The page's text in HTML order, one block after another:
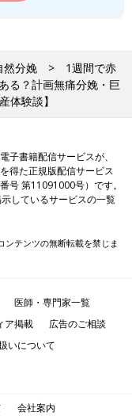
れられる。皮膚感覚
たが「だめだでか
われいきむ。肩が出
痛くないとか言うけ
？激痛ではないが普
すぎて歓声が上がる
くなかったけど、だ
(生理と同じ)が気持
。家族や友達に
然分娩
1週間で赤
る？計画無痛分娩・巨
体験談】
子書籍配信サービスが、
得た正規版配信サービス
号 第11091000号）です。
しているサービスの一覧
ンテンツの無断転載を禁じま
医師・専門家一覧
ア掲載
広告のご相談
いについて
会社案内